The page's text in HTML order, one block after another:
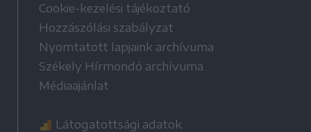
Cookie-kezelési tájékoztató
Hozzászólási szabályzat
Nyomtatott lapjaink archívuma
Székely Hírmondó archívuma
Médiaajánlat
Látogatottsági adatok